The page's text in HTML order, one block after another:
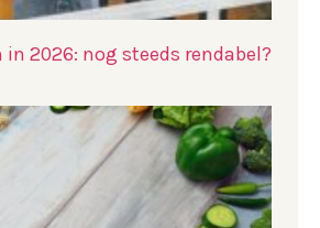
in 2026: nog steeds rendabel?